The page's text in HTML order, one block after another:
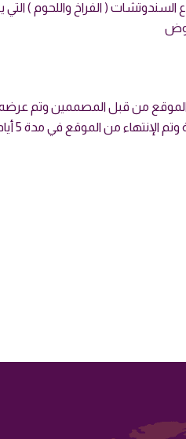
( الفراخ واللحوم )
من قبل المصممين وتم عرضه
الإنتهاء من الموقع في مدة 5 أيام